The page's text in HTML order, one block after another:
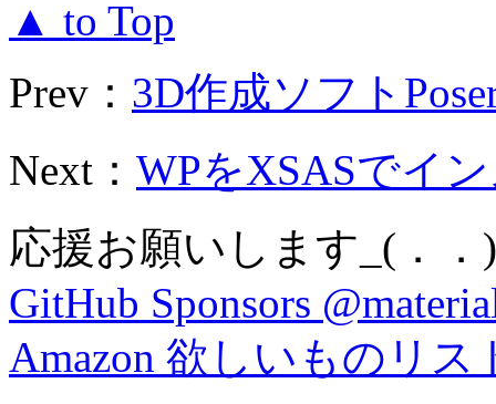
▲ to Top
Prev： 3D作成ソフト
Next： WPをXSASでイ
応援お願いします_(．．
GitHub Sponsors
Amazon 欲しいものリス